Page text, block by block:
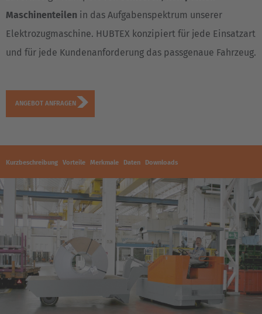
Maschinenteilen in das Aufgabenspektrum unserer
Elektrozugmaschine. HUBTEX konzipiert für jede Einsatzart
und für jede Kundenanforderung das passgenaue Fahrzeug.
ANGEBOT ANFRAGEN
Kurzbeschreibung Vorteile Merkmale Daten Downloads